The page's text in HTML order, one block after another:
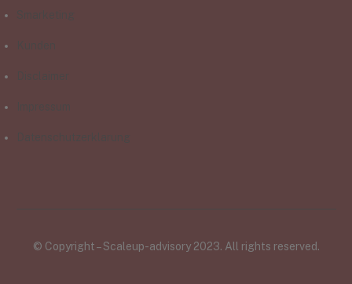
© Copyright – Scaleup-advisory 2023. All rights reserved.